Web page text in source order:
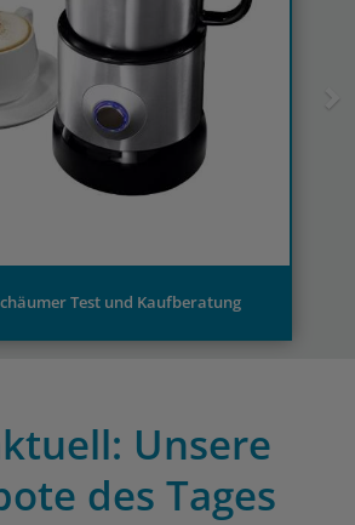
Test und Kaufberatung
Unsere
des Tages